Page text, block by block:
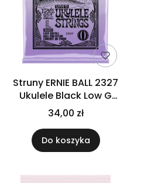
Struny ERNIE BALL 2327
Ukulele Black Low G
(kulka)
34,00 zł
Do koszyka